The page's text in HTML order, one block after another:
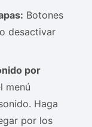
Botones
desactivar
por
menú
Haga
por los